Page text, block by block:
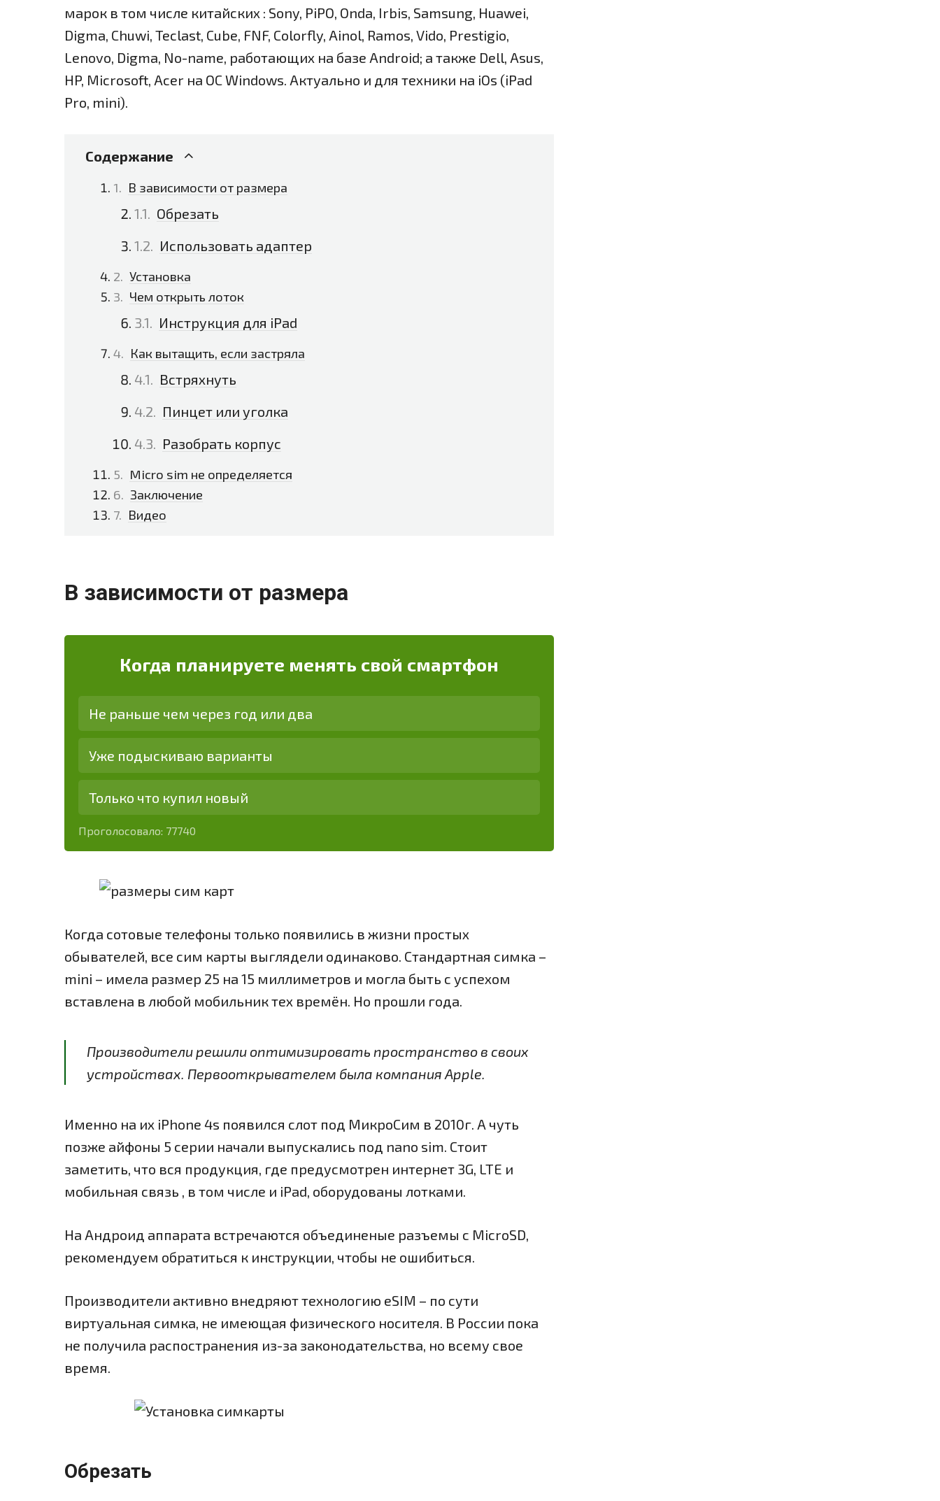
марок в том числе китайских : Sony, PiPO, Onda, Irbis, Samsung, Huawei,
Digma, Chuwi, Teclast, Cube, FNF, Colorfly, Ainol, Ramos, Vido, Prestigio,
Lenovo, Digma, No-name, работающих на базе Android; а также Dell, Asus,
HP, Microsoft, Acer на OC Windows. Актуально и для техники на iOs (iPad
Pro, mini).
Содержание
В зависимости от размера
Обрезать
Использовать адаптер
Установка
Чем открыть лоток
Инструкция для iPad
Как вытащить, если застряла
Встряхнуть
Пинцет или уголка
Разобрать корпус
Micro sim не определяется
Заключение
Видео
В зависимости от размера
Когда планируете менять свой смартфон
Не раньше чем через год или два
Уже подыскиваю варианты
Только что купил новый
Проголосовало: 77740
Когда сотовые телефоны только появились в жизни простых
обывателей, все сим карты выглядели одинаково. Стандартная симка –
mini – имела размер 25 на 15 миллиметров и могла быть с успехом
вставлена в любой мобильник тех времён. Но прошли года.
Производители решили оптимизировать пространство в своих
устройствах. Первооткрывателем была компания Apple.
Именно на их iPhone 4s появился слот под МикроСим в 2010г. А чуть
позже айфоны 5 серии начали выпускались под nano sim. Стоит
заметить, что вся продукция, где предусмотрен интернет 3G, LTE и
мобильная связь , в том числе и iPad, оборудованы лотками.
На Андроид аппарата встречаются объединеные разъемы с MicroSD,
рекомендуем обратиться к инструкции, чтобы не ошибиться.
Производители активно внедряют технологию eSIM – по сути
виртуальная симка, не имеющая физического носителя. В России пока
не получила распостранения из-за законодательства, но всему свое
время.
Обрезать